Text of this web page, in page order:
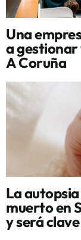
Una
a gestionar
A Coruña
La
muerto en
y será